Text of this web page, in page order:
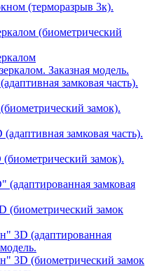
(терморазрыв 3к).
(биометрический
Заказная модель.
замковая часть).
замок).
замковая часть).
замок).
замковая
(биометрический замок
3D (адаптированная
3D (биометрический замок